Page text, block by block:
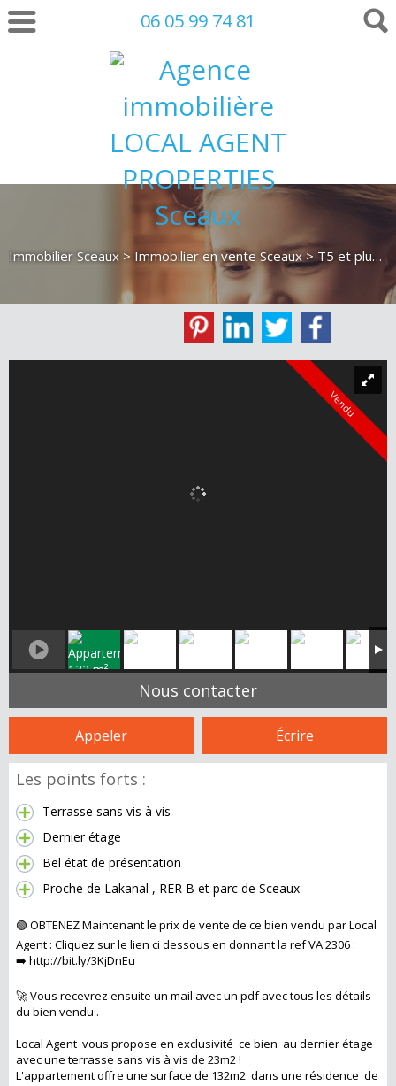
06 05 99 74 81
Immobilier Sceaux > Immobilier en vente Sceaux >T5 et plus en vente Sceaux
Vendu
Nous contacter
Appeler Écrire
Les points forts :
Terrasse sans vis à vis
Dernier étage
Bel état de présentation
Proche de Lakanal , RER B et parc de Sceaux
🟢 OBTENEZ Maintenant le prix de vente de ce bien vendu par Local
Agent : Cliquez sur le lien ci dessous en donnant la ref VA 2306 :
➡️ http://bit.ly/3KjDnEu
🚀 Vous recevrez ensuite un mail avec un pdf avec tous les détails
du bien vendu .
Local Agent vous propose en exclusivité ce bien au dernier étage
avec une terrasse sans vis à vis de 23m2 !
L'appartement offre une surface de 132m2 dans une résidence de